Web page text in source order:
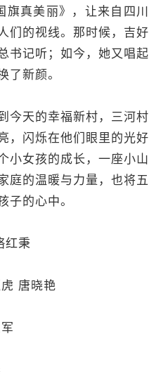
真美丽》，让来自四川
们的视线。那时候，吉好
书记听；如今，她又唱起
了新颜。
天的幸福新村，三河村
，闪烁在他们眼里的光好
小女孩的成长，一座小山
庭的温暖与力量，也将五
子的心中。
秉
唐晓艳